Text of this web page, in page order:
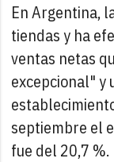
En Argentina,
tiendas y ha
ventas netas
excepcional" y
septiembre el
fue del 20,7 %.